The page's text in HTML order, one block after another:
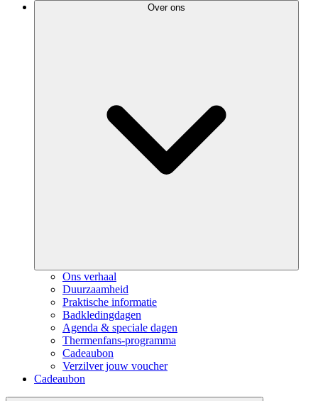
Over ons
Ons verhaal
Duurzaamheid
Praktische informatie
Badkledingdagen
Agenda & speciale dagen
Thermenfans-programma
Cadeaubon
Verzilver jouw voucher
Cadeaubon